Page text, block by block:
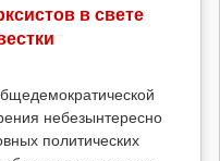
в свете
небезынтересно
политических